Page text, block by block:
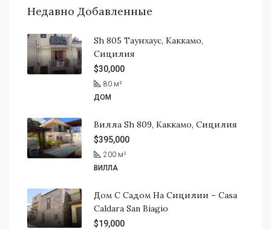
Недавно Добавленные
Sh 805 Таунхаус, Каккамо,
Сицилия
$30,000
80 м²
ДОМ
Вилла Sh 809, Каккамо, Сицилия
$395,000
200 м²
ВИЛЛА
Дом С Садом На Сицилии – Casa
Caldara San Biagio
$19,000